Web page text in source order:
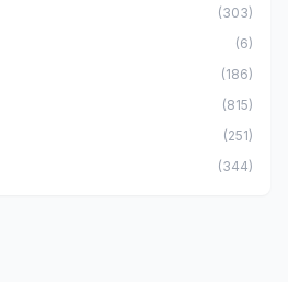
(303)
(6)
(186)
(815)
(251)
(344)